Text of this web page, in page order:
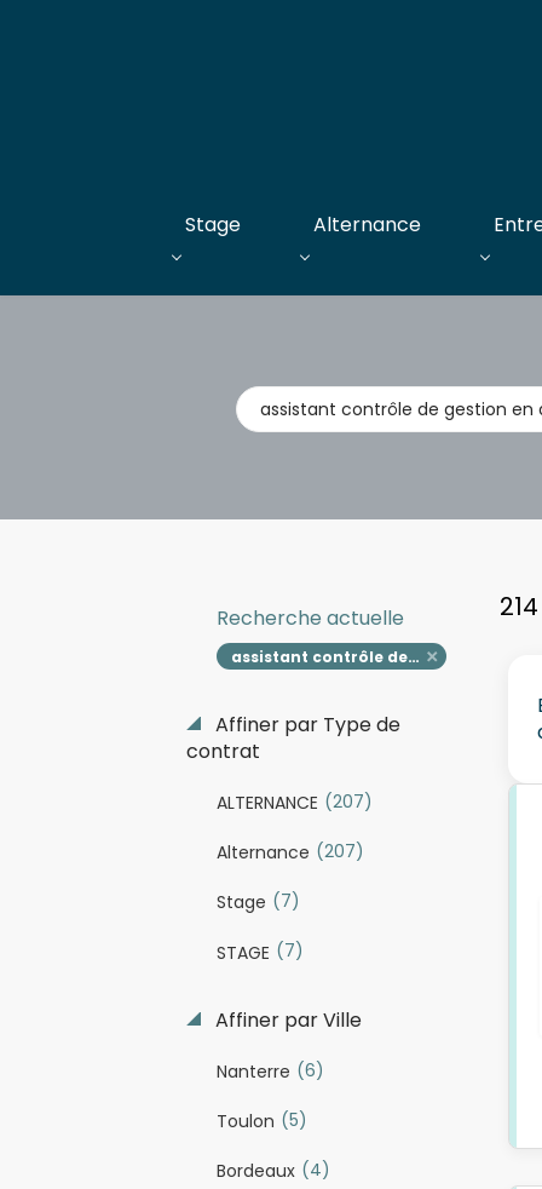
Stage Alternance
Métier,
entreprise,
Recherche actuelle
assistant contrôle de gestion en alternance h f
Affiner par Type de
contrat
ALTERNANCE (207)
Alternance (207)
Stage (7)
STAGE (7)
Affiner par Ville
Nanterre (6)
Toulon (5)
Bordeaux (4)